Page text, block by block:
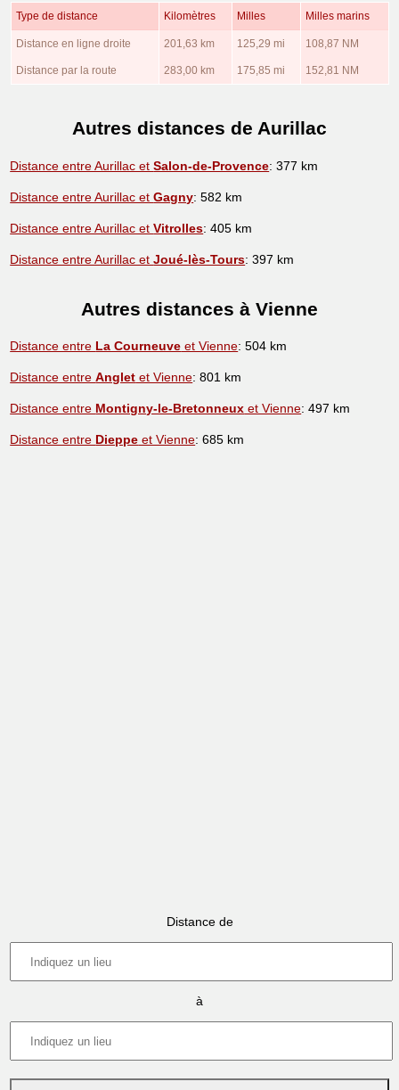
Type de distance Kilomètres Milles Milles marins
Distance en ligne droite 201,63 km 125,29 mi 108,87 NM
Distance par la route 283,00 km 175,85 mi 152,81 NM
Autres distances de Aurillac
Distance entre Aurillac etSalon-de-Provence: 377 km
Distance entre Aurillac etGagny: 582 km
Distance entre Aurillac etVitrolles: 405 km
Distance entre Aurillac etJoué-lès-Tours: 397 km
Autres distances à Vienne
Distance entre La Courneuve et Vienne: 504 km
Distance entreAnglet et Vienne: 801 km
Distance entre Montigny-le-Bretonneux et Vienne: 497 km
Distance entre Dieppe et Vienne: 685 km
Distance de
à